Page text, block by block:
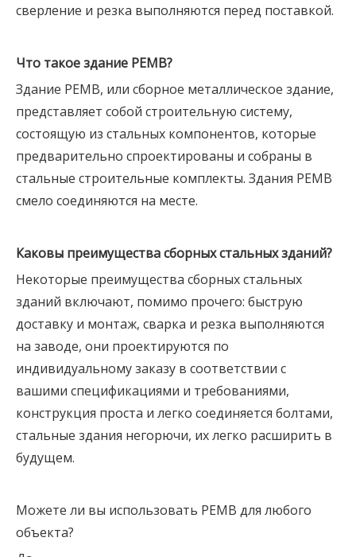
сверление и резка выполняются перед поставкой.
Что такое здание PEMB?
Здание PEMB, или сборное металлическое здание,
представляет собой строительную систему,
состоящую из стальных компонентов, которые
предварительно спроектированы и собраны в
стальные строительные комплекты. Здания PEMB
смело соединяются на месте.
Каковы преимущества сборных стальных зданий?
Некоторые преимущества сборных стальных
зданий включают, помимо прочего: быструю
доставку и монтаж, сварка и резка выполняются
на заводе, они проектируются по
индивидуальному заказу в соответствии с
вашими спецификациями и требованиями,
конструкция проста и легко соединяется болтами,
стальные здания негорючи, их легко расширить в
будущем.
Можете ли вы использовать PEMB для любого
объекта?